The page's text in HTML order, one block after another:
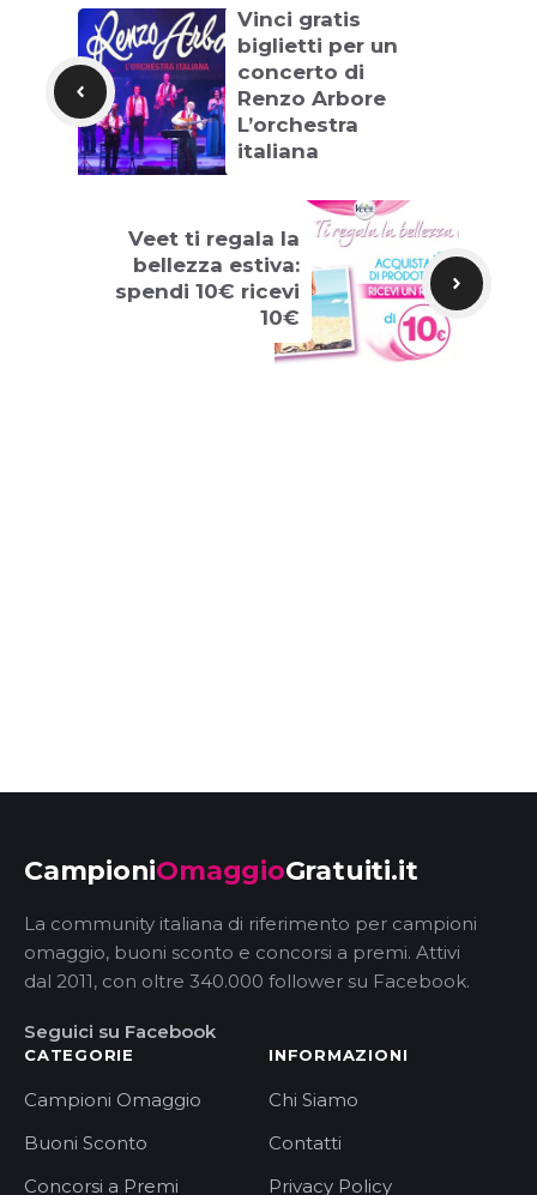
Vinci gratis
biglietti per un
concerto di
Renzo Arbore
L’orchestra
italiana
Veet ti regala la
bellezza estiva:
spendi 10€ ricevi
10€
CampioniOmaggioGratuiti.it
La community italiana di riferimento per campioni
omaggio, buoni sconto e concorsi a premi. Attivi
dal 2011, con oltre 340.000 follower su Facebook.
Seguici su Facebook
CATEGORIE
Campioni Omaggio
Buoni Sconto
Concorsi a Premi
INFORMAZIONI
Chi Siamo
Contatti
Privacy Policy